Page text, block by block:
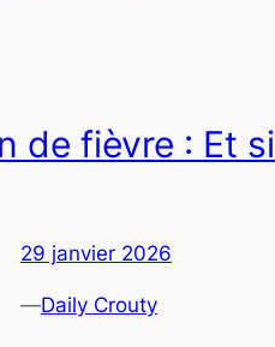
de fièvre : Et si
29 janvier 2026
—Daily Crouty